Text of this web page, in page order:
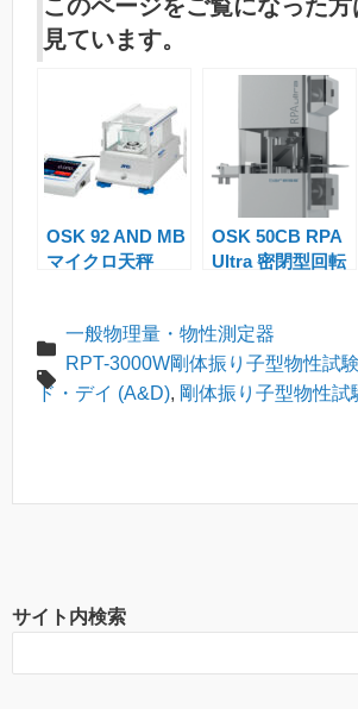
o
gl
Tr
a
sl
e
ss
a
g
e
ail ail e
このページをご覧になった
見ています。
OSK 92 AND MB
マイクロ天秤
OSK 50CB RPA
Ultra 密閉型回転
一般物理量・物性測定器
RPT-3000W剛体振り子型物性試
ド・デイ (A&D), 剛体振り子型物性試
サイト内検索